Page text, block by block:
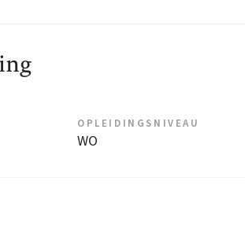
OPLEIDINGSNIVEAU
WO